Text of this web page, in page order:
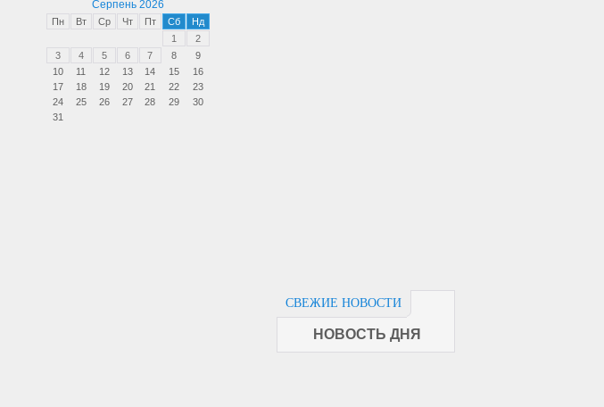
СВЕЖИЕ НОВОСТИ
НОВОСТЬ ДНЯ
Серпень 2026
Пн Вт Ср Чт Пт Сб
Нд
1
2
3
4 5 6 7 8
9
10
11 12 13 14 15
16
17
18 19 20 21 22
23
24
25 26 27 28 29
30
31